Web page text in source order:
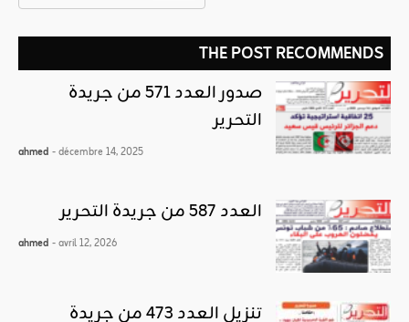
THE POST RECOMMENDS
صدور العدد 571 من جريدة
التحرير
ahmed - décembre 14, 2025
العدد 587 من جريدة التحرير
ahmed - avril 12, 2026
تنزيل العدد 473 من جريدة